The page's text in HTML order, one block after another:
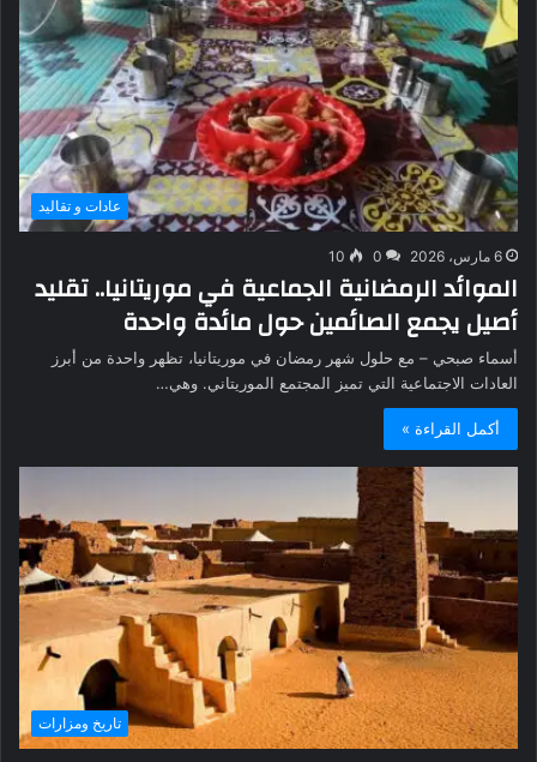
عادات و تقاليد
6 مارس، 2026 0
10
الموائد الرمضانية الجماعية في موريتانيا.. تقليد
أصيل يجمع الصائمين حول مائدة واحدة
أسماء صبحي – مع حلول شهر رمضان في موريتانيا، تظهر واحدة من أبرز
العادات الاجتماعية التي تميز المجتمع الموريتاني. وهي…
أكمل القراءة »
تاريخ ومزارات